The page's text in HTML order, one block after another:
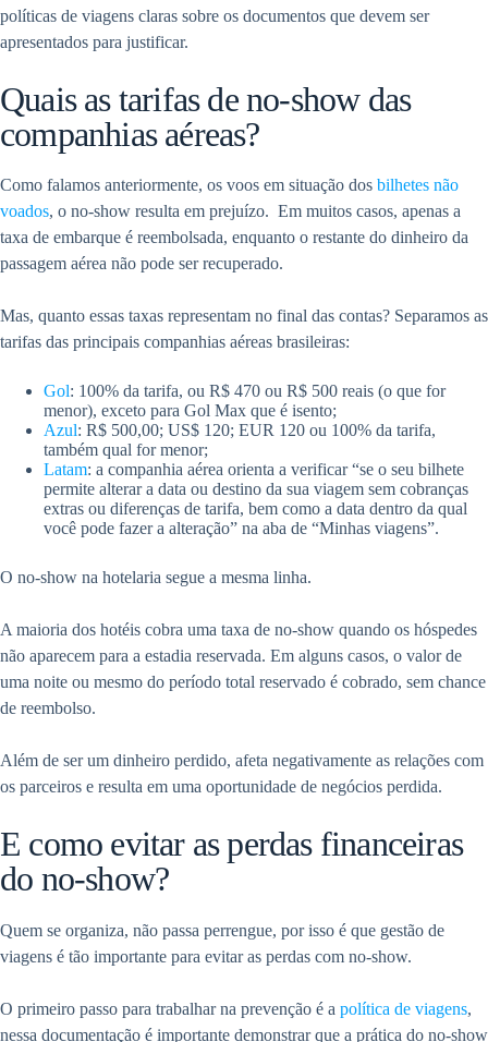
políticas de viagens claras sobre os documentos que devem ser
apresentados para justificar.
Quais as tarifas de no-show das
companhias aéreas?
Como falamos anteriormente, os voos em situação dos bilhetes não
voados, o no-show resulta em prejuízo. Em muitos casos, apenas a
taxa de embarque é reembolsada, enquanto o restante do dinheiro da
passagem aérea não pode ser recuperado.
Mas, quanto essas taxas representam no final das contas? Separamos as
tarifas das principais companhias aéreas brasileiras:
Gol: 100% da tarifa, ou R$ 470 ou R$ 500 reais (o que for
menor), exceto para Gol Max que é isento;
Azul: R$ 500,00; US$ 120; EUR 120 ou 100% da tarifa,
também qual for menor;
Latam: a companhia aérea orienta a verificar “se o seu bilhete
permite alterar a data ou destino da sua viagem sem cobranças
extras ou diferenças de tarifa, bem como a data dentro da qual
você pode fazer a alteração” na aba de “Minhas viagens”.
O no-show na hotelaria segue a mesma linha.
A maioria dos hotéis cobra uma taxa de no-show quando os hóspedes
não aparecem para a estadia reservada. Em alguns casos, o valor de
uma noite ou mesmo do período total reservado é cobrado, sem chance
de reembolso.
Além de ser um dinheiro perdido, afeta negativamente as relações com
os parceiros e resulta em uma oportunidade de negócios perdida.
E como evitar as perdas financeiras
do no-show?
Quem se organiza, não passa perrengue, por isso é que gestão de
viagens é tão importante para evitar as perdas com no-show.
O primeiro passo para trabalhar na prevenção é a política de viagens,
nessa documentação é importante demonstrar que a prática do no-show